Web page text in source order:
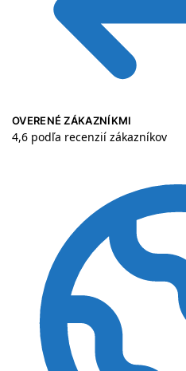
OVERENÉ ZÁKAZNÍKMI
4,6 podľa recenzií zákazníkov